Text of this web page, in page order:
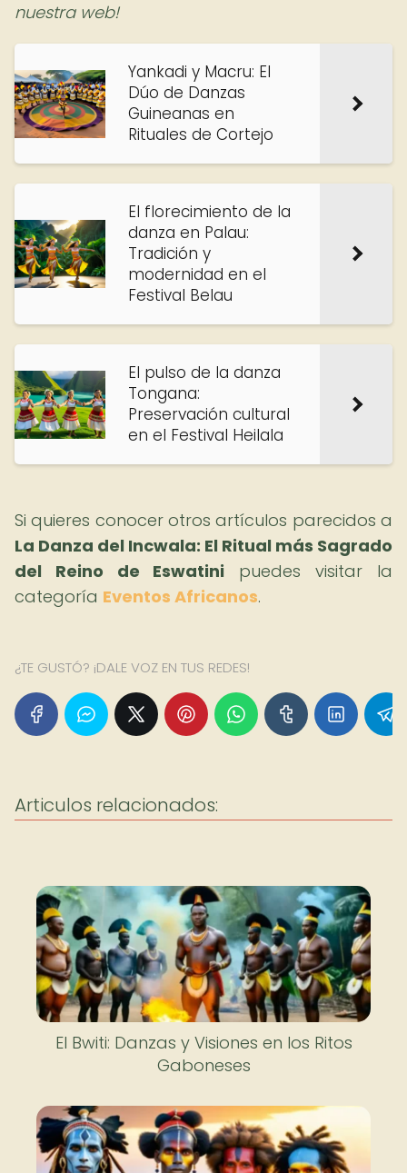
nuestra web!
Yankadi y Macru: El
Dúo de Danzas
Guineanas en
Rituales de Cortejo
El florecimiento de la
danza en Palau:
Tradición y
modernidad en el
Festival Belau
El pulso de la danza
Tongana:
Preservación cultural
en el Festival Heilala
Si quieres conocer otros artículos parecidos a
La Danza del Incwala: El Ritual más Sagrado
del Reino de Eswatini puedes visitar la
categoría Eventos Africanos.
¿TE GUSTÓ? ¡DALE VOZ EN TUS REDES!
Articulos relacionados:
El Bwiti: Danzas y Visiones en los Ritos
Gaboneses